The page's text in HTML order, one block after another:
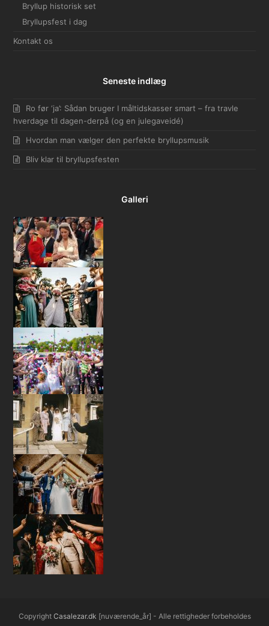
Bryllup historisk set
Bryllupsfest i dag
Kontakt os
Seneste indlæg
Ro før ‘ja’: Sådan bruger I måltidskasser smart – fra travle
hverdage til dagen-derpå (og en julegaveidé)
Hvordan man vælger den perfekte bryllupsmusik
Bliv klar til bryllupsfesten
Galleri
Copyright Casalezar.dk [nuværende_år] - Alle rettigheder forbeholdes